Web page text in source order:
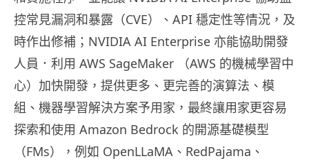
控常見漏洞和暴露（CVE）、API 穩定性等情況，及
時作出修補；NVIDIA AI Enterprise 亦能協助開發
人員．利用 AWS SageMaker （AWS 的機械學習中
心）加快開發，提供更多、更完善的演算法、模
組、機器學習解決方案予用家，最終讓用家更容易
探索和使用 Amazon Bedrock 的開源基礎模型
（FMs），例如 OpenLLaMA、RedPajama、